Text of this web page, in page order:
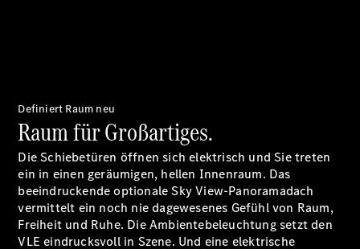
CLA
EQE
Limousine -
elektrisch
EQS
Limousine -
elektrisch
C-Klasse
Definiert Raum neu
Raum für Großartiges.
Die Schiebetüren öffnen sich elektrisch und Sie treten
ein in einen geräumigen, hellen Innenraum. Das
beeindruckende optionale Sky View-Panoramadach
vermittelt ein noch nie dagewesenes Gefühl von Raum,
Freiheit und Ruhe. Die Ambientebeleuchtung setzt den
VLE eindrucksvoll in Szene. Und eine elektrische